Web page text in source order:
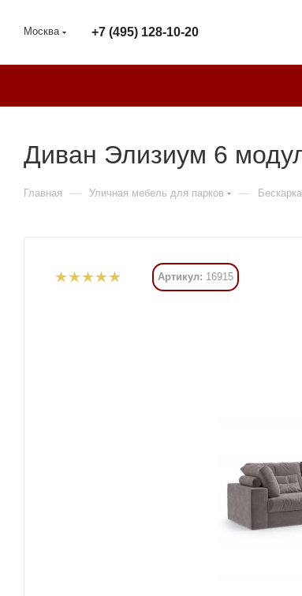
Москва +7 (495) 128-10-20
Диван Элизиум 6
Главная — Уличная мебель для парков —
Артикул: 16915